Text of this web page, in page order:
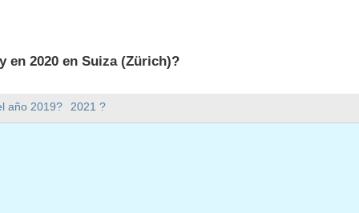
año 2019? 2021 ?
en 2020 en Suiza (Zürich)?